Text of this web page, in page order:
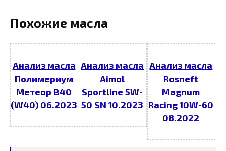
Похожие масла
Анализ масла
Полимериум
Метеор В40
(W40) 06.2023
Анализ масла
Aimol
Sportline 5W-
50 SN 10.2023
Анализ масла
Rosneft
Magnum
Racing 10W-60
08.2022